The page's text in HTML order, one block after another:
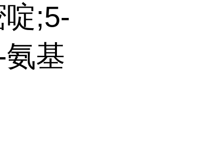
;5-
基